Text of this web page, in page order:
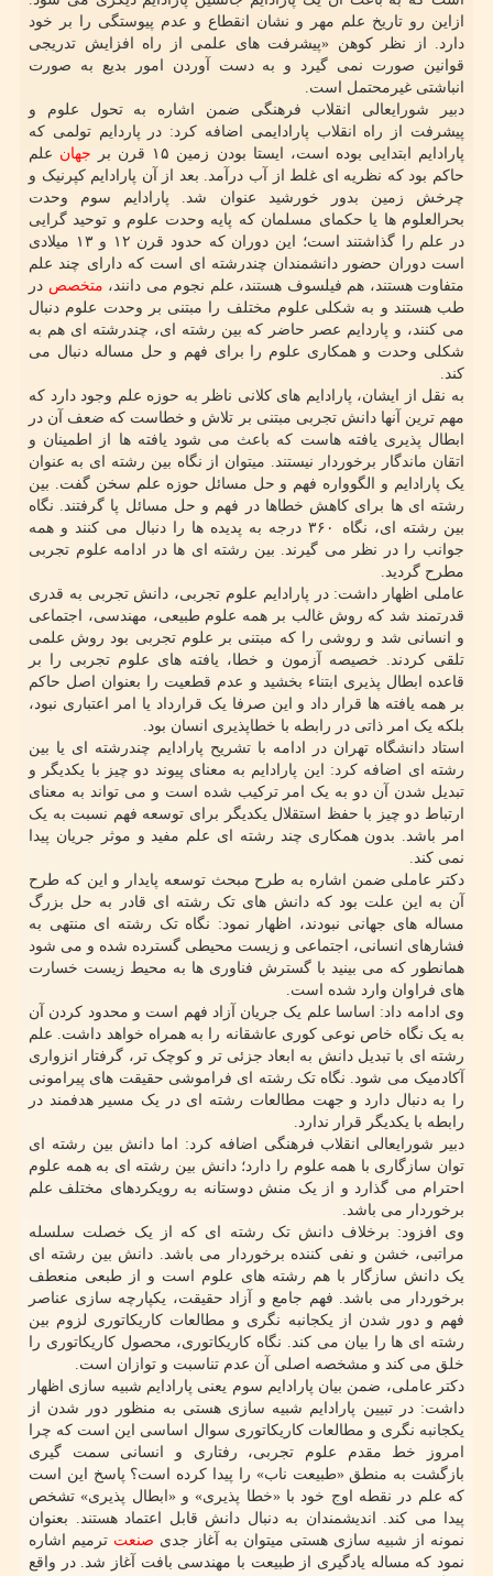
ازاین رو تاریخ علم مهر و نشان انقطاع و عدم پیوستگی را بر خود
دارد. از نظر کوهن «پیشرفت های علمی از راه افزایش تدریجی
قوانین صورت نمی گیرد و به دست آوردن امور بدیع به صورت
انباشتی غیرمحتمل است.
دبیر شورایعالی انقلاب فرهنگی ضمن اشاره به تحول علوم و
پیشرفت از راه انقلاب پارادایمی اضافه کرد: در پاردایم تولمی که
پارادایم ابتدایی بوده است، ایستا بودن زمین ۱۵ قرن بر
جهان علم
حاکم بود که نظریه ای غلط از آب درآمد. بعد از آن پارادایم کپرنیک و
چرخش زمین بدور خورشید عنوان شد. پارادایم سوم وحدت
بحرالعلوم ها یا حکمای مسلمان که پایه وحدت علوم و توحید گرایی
در علم را گذاشتند است؛ این دوران که حدود قرن ۱۲ و ۱۳ میلادی
است دوران حضور دانشمندان چندرشته ای است که دارای چند علم
متفاوت هستند، هم فیلسوف هستند، علم نجوم می دانند، متخصص در
طب هستند و به شکلی علوم مختلف را مبتنی بر وحدت علوم دنبال
می کنند، و پاردایم عصر حاضر که بین رشته ای، چندرشته ای هم به
شکلی وحدت و همکاری علوم را برای فهم و حل مساله دنبال می
کند.
به نقل از ایشان، پارادایم های کلانی ناظر به حوزه علم وجود دارد که
مهم ترین آنها دانش تجربی مبتنی بر تلاش و خطاست که ضعف آن در
ابطال پذیری یافته هاست که باعث می شود یافته ها از اطمینان و
اتقان ماندگار برخوردار نیستند. میتوان از نگاه بین رشته ای به عنوان
یک پارادایم و الگوواره فهم و حل مسائل حوزه علم سخن گفت. بین
رشته ای ها برای کاهش خطاها در فهم و حل مسائل پا گرفتند. نگاه
بین رشته ای، نگاه ۳۶۰ درجه به پدیده ها را دنبال می کنند و همه
جوانب را در نظر می گیرند. بین رشته ای ها در ادامه علوم تجربی
مطرح گردید.
عاملی اظهار داشت: در پارادایم علوم تجربی، دانش تجربی به قدری
قدرتمند شد که روش غالب بر همه علوم طبیعی، مهندسی، اجتماعی
و انسانی شد و روشی را که مبتنی بر علوم تجربی بود روش علمی
تلقی کردند. خصیصه آزمون و خطا، یافته های علوم تجربی را بر
قاعده ابطال پذیری ابتناء بخشید و عدم قطعیت را بعنوان اصل حاکم
بر همه یافته ها قرار داد و این صرفا یک قرارداد یا امر اعتباری نبود،
بلکه یک امر ذاتی در رابطه با خطاپذیری انسان بود.
استاد دانشگاه تهران در ادامه با تشریح پارادایم چندرشته ای یا بین
رشته ای اضافه کرد: این پارادایم به معنای پیوند دو چیز با یکدیگر و
تبدیل شدن آن دو به یک امر ترکیب شده است و می تواند به معنای
ارتباط دو چیز با حفظ استقلال یکدیگر برای توسعه فهم نسبت به یک
امر باشد. بدون همکاری چند رشته ای علم مفید و موثر جریان پیدا
نمی کند.
دکتر عاملی ضمن اشاره به طرح مبحث توسعه پایدار و این که طرح
آن به این علت بود که دانش های تک رشته ای قادر به حل بزرگ
مساله های جهانی نبودند، اظهار نمود: نگاه تک رشته ای منتهی به
فشارهای انسانی، اجتماعی و زیست محیطی گسترده شده و می شود
همانطور که می بینید با گسترش فناوری ها به محیط زیست خسارت
های فراوان وارد شده است.
وی ادامه داد: اساسا علم یک جریان آزاد فهم است و محدود کردن آن
به یک نگاه خاص نوعی کوری عاشقانه را به همراه خواهد داشت. علم
رشته ای با تبدیل دانش به ابعاد جزئی تر و کوچک تر، گرفتار انزواری
آکادمیک می شود. نگاه تک رشته ای فراموشی حقیقت های پیرامونی
را به دنبال دارد و جهت مطالعات رشته ای در یک مسیر هدفمند در
رابطه با یکدیگر قرار ندارد.
دبیر شورایعالی انقلاب فرهنگی اضافه کرد: اما دانش بین رشته ای
توان سازگاری با همه علوم را دارد؛ دانش بین رشته ای به همه علوم
احترام می گذارد و از یک منش دوستانه به رویکردهای مختلف علم
برخوردار می باشد.
وی افزود: برخلاف دانش تک رشته ای که از یک خصلت سلسله
مراتبی، خشن و نفی کننده برخوردار می باشد. دانش بین رشته ای
یک دانش سازگار با هم رشته های علوم است و از طبعی منعطف
برخوردار می باشد. فهم جامع و آزاد حقیقت، یکپارچه سازی عناصر
فهم و دور شدن از یکجانبه نگری و مطالعات کاریکاتوری لزوم بین
رشته ای ها را بیان می کند. نگاه کاریکاتوری، محصول کاریکاتوری را
خلق می کند و مشخصه اصلی آن عدم تناسبت و توازان است.
دکتر عاملی، ضمن بیان پارادایم سوم یعنی پارادایم شبیه سازی اظهار
داشت: در تبیین پارادایم شبیه سازی هستی به منظور دور شدن از
یکجانبه نگری و مطالعات کاریکاتوری سوال اساسی این است که چرا
امروز خط مقدم علوم تجربی، رفتاری و انسانی سمت گیری
بازگشت به منطق «طبیعت ناب» را پیدا کرده است؟ پاسخ این است
که علم در نقطه اوج خود با «خطا پذیری» و «ابطال پذیری» تشخص
پیدا می کند. اندیشمندان به دنبال دانش قابل اعتماد هستند. بعنوان
نمونه از شبیه سازی هستی میتوان به آغاز جدی صنعت ترمیم اشاره
نمود که مساله یادگیری از طبیعت با مهندسی بافت آغاز شد. در واقع